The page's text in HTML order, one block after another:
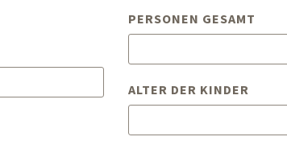
PERSONEN GESAMT
ALTER DER KINDER